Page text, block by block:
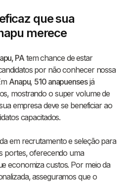
que sua
merece
PAtem chance de estar
por não conhecer nossa
Anapu, 510 anapuensesjá
mostrando o super volume de
empresa deve se beneficiar ao
capacitados.
em recrutamento e seleção para
portes, oferecendo uma
economiza custos. Por meio da
asseguramos que o